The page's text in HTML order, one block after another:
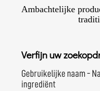
Ambachtelijke
Meer
Verfijn uw
Gebruikelijke naam -
ingrediënt